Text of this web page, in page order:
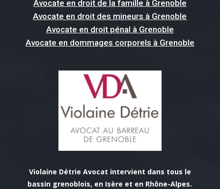
Avocate en droit de la famille à Grenoble
Avocate en droit des mineurs à Grenoble
Avocate en droit pénal à Grenoble
Avocate en dommages corporels à Grenoble
Violaine Détrie Avocat intervient dans tous le
bassin grenoblois, en Isère et en Rhône-Alpes.